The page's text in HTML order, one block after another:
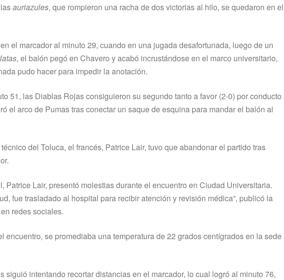
auriazules, que rompieron una racha de dos victorias al hilo, se quedaron en el
el marcador al minuto 29, cuando en una jugada desafortunada, luego de un
, el balón pegó en Chavero y acabó incrustándose en el marco universitario,
pudo hacer para impedir la anotación.
51, las Diablas Rojas consiguieron su segundo tanto a favor (2-0) por conducto
el arco de Pumas tras conectar un saque de esquina para mandar el balón al
del Toluca, el francés, Patrice Lair, tuvo que abandonar el partido tras
Patrice Lair, presentó molestias durante el encuentro en Ciudad Universitaria.
fue trasladado al hospital para recibir atención y revisión médica”, publicó la
redes sociales.
encuentro, se promediaba una temperatura de 22 grados centígrados en la sede
siguió intentando recortar distancias en el marcador, lo cual logró al minuto 76,